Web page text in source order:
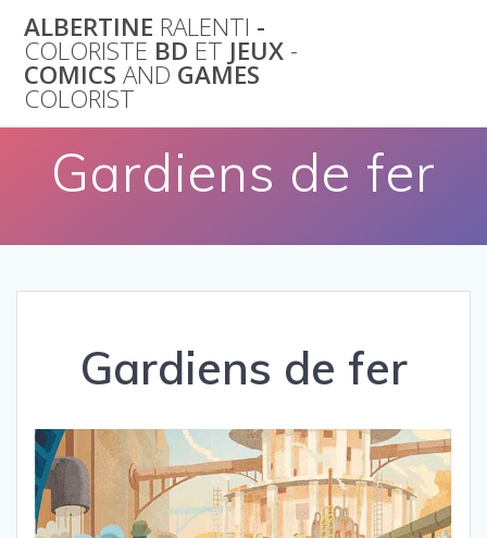
to
content
ALBERTINE RALENTI -
COLORISTE BD ET JEUX -
COMICS AND GAMES
COLORIST
Gardiens de fer
Gardiens de fer